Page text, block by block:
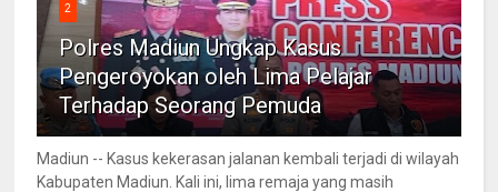
2
Polres Madiun Ungkap Kasus
Pengeroyokan oleh Lima Pelajar
Terhadap Seorang Pemuda
Madiun -- Kasus kekerasan jalanan kembali terjadi di wilayah
Kabupaten Madiun. Kali ini, lima remaja yang masih